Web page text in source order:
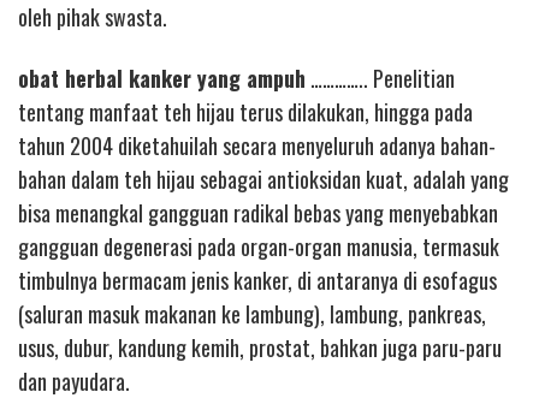
oleh pihak swasta.
obat herbal kanker yang ampuh ………….. Penelitian
tentang manfaat teh hijau terus dilakukan, hingga pada
tahun 2004 diketahuilah secara menyeluruh adanya bahan-
bahan dalam teh hijau sebagai antioksidan kuat, adalah yang
bisa menangkal gangguan radikal bebas yang menyebabkan
gangguan degenerasi pada organ-organ manusia, termasuk
timbulnya bermacam jenis kanker, di antaranya di esofagus
(saluran masuk makanan ke lambung), lambung, pankreas,
usus, dubur, kandung kemih, prostat, bahkan juga paru-paru
dan payudara.